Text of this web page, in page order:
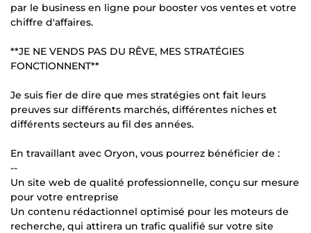
par le business en ligne pour booster vos ventes et votre
chiffre d'affaires.
**JE NE VENDS PAS DU RÊVE, MES STRATÉGIES
FONCTIONNENT**
Je suis fier de dire que mes stratégies ont fait leurs
preuves sur différents marchés, différentes niches et
différents secteurs au fil des années.
En travaillant avec Oryon, vous pourrez bénéficier de :
--
Un site web de qualité professionnelle, conçu sur mesure
pour votre entreprise
Un contenu rédactionnel optimisé pour les moteurs de
recherche, qui attirera un trafic qualifié sur votre site